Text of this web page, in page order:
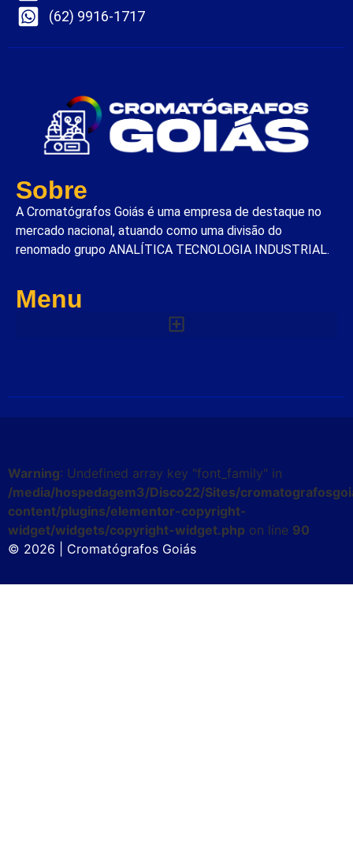
(62) 9916-1717
Sobre
A Cromatógrafos Goiás é uma empresa de destaque no
mercado nacional, atuando como uma divisão do
renomado grupo ANALÍTICA TECNOLOGIA INDUSTRIAL.
Menu
Warning: Undefined array key "font_family" in
/media/hospedagem3/Disco22/Sites/
content/plugins/elementor-copyright-
widget/widgets/copyright-widget.php on line 90
© 2026 | Cromatógrafos Goiás